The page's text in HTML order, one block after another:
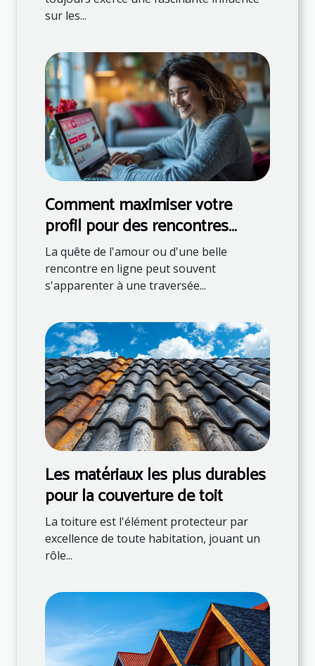
sur les...
Comment maximiser votre
profil pour des rencontres
réussies en ligne
La quête de l'amour ou d'une belle
rencontre en ligne peut souvent
s'apparenter à une traversée...
Les matériaux les plus durables
pour la couverture de toit
La toiture est l'élément protecteur par
excellence de toute habitation, jouant un
rôle...